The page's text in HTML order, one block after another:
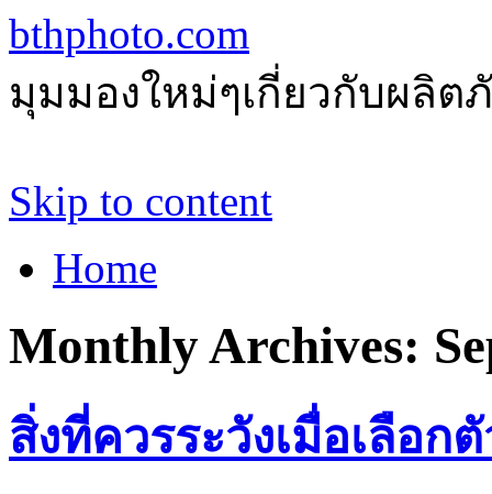
bthphoto.com
มุมมองใหม่ๆเกี่ยวกับผลิ
Skip to content
Home
Monthly Archives:
สิ่งที่ควรระวังเมื่อเลือ